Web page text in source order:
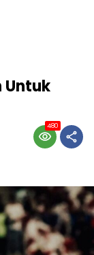
Untuk
480